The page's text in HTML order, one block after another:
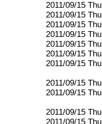
2011/09/15 Thu
2011/09/15 Thu
2011/09/15 Thu
2011/09/15 Thu
2011/09/15 Thu
2011/09/15 Thu
2011/09/15 Thu
2011/09/15 Thu
2011/09/15 Thu
2011/09/15 Thu
2011/09/15 Thu